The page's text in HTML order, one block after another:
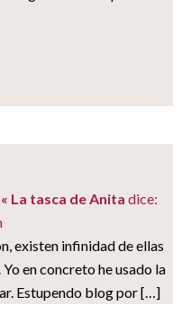
La tasca de Anita dice:
existen infinidad de ellas
en concreto he usado la
Estupendo blog por […]